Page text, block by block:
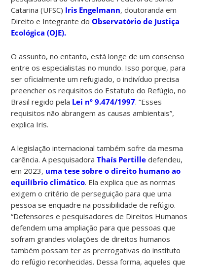
Catarina (UFSC) Iris Engelmann, doutoranda em
Direito e Integrante doObservatório de Justiça
Ecológica (OJE).
O assunto, no entanto, está longe de um consenso
entre os especialistas no mundo. Isso porque, para
ser oficialmente um refugiado, o indivíduo precisa
preencher os requisitos do Estatuto do Refúgio, no
Brasil regido pela Lei nº 9.474/1997. “Esses
requisitos não abrangem as causas ambientais”,
explica Iris.
A legislação internacional também sofre da mesma
carência. A pesquisadora Thaís Pertille defendeu,
em 2023, uma tese sobre o direito humano ao
equilíbrio climático. Ela explica que as normas
exigem o critério de perseguição para que uma
pessoa se enquadre na possibilidade de refúgio.
“Defensores e pesquisadores de Direitos Humanos
defendem uma ampliação para que pessoas que
sofram grandes violações de direitos humanos
também possam ter as prerrogativas do instituto
do refúgio reconhecidas. Dessa forma, aqueles que